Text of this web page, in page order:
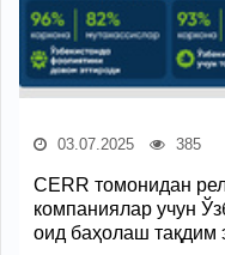
03.07.2025 385
CERR томонидан
компаниялар учун
оид баҳолаш тақдим